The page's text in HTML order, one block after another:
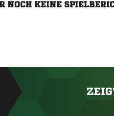
NOCH KEINE